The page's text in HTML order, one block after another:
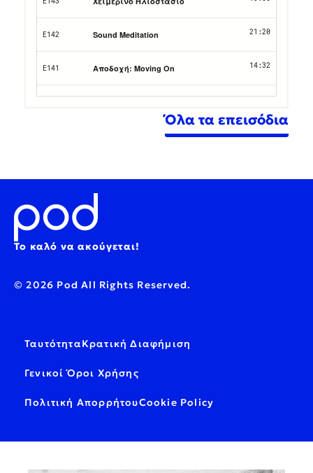
Όλα τα επεισόδια
Το καλό να ακούγεται!
© 2026 Pod All Rights Reserved.
ΤαυτότηταΚρατική Διαφήμιση
Γενικοί Όροι Χρήσης
Πολιτική ΑπορρήτουCookie Policy